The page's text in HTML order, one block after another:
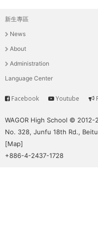
主
選
單
新生專區
News
About
Administration
Language Center
Service
Facebook Youtube
WAGOR High School © 2012-
No. 328, Junfu 18th Rd.,
[Map]
+886-4-2437-1728